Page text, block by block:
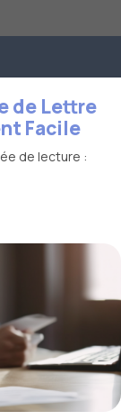
de Lettre
Facile
de lecture :